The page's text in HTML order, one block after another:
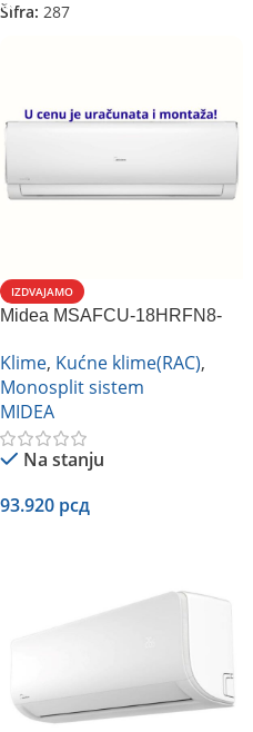
Šifra: 287
IZDVAJAMO
Midea MSAFCU-18HRFN8-
Klime, Kućne klime(RAC),
Monosplit sistem
MIDEA
Na stanju
93.920 рсд